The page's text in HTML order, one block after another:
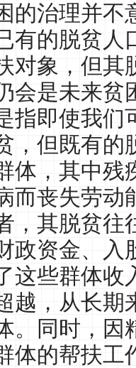
的治理并不
有的脱贫人
对象，但其
会是未来贫
指即使我们
，但既有的
体，其中残
而丧失劳动
，其脱贫往
政资金、入
这些群体收
越，从长期
。同时，因
体的帮扶工